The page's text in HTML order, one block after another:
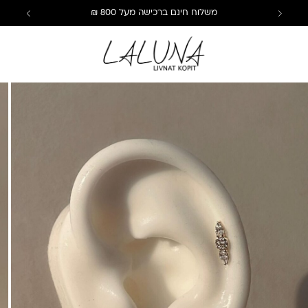
משלוח חינם ברכישה מעל 800 ₪